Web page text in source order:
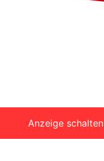
Anzeige schalten